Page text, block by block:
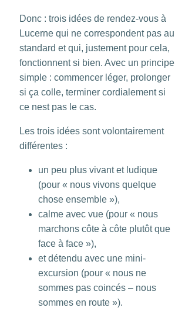
Donc : trois idées de rendez-vous à
Lucerne qui ne correspondent pas au
standard et qui, justement pour cela,
fonctionnent si bien. Avec un principe
simple : commencer léger, prolonger
si ça colle, terminer cordialement si
ce nest pas le cas.
Les trois idées sont volontairement
différentes :
un peu plus vivant et ludique
(pour « nous vivons quelque
chose ensemble »),
calme avec vue (pour « nous
marchons côte à côte plutôt que
face à face »),
et détendu avec une mini-
excursion (pour « nous ne
sommes pas coincés – nous
sommes en route »).